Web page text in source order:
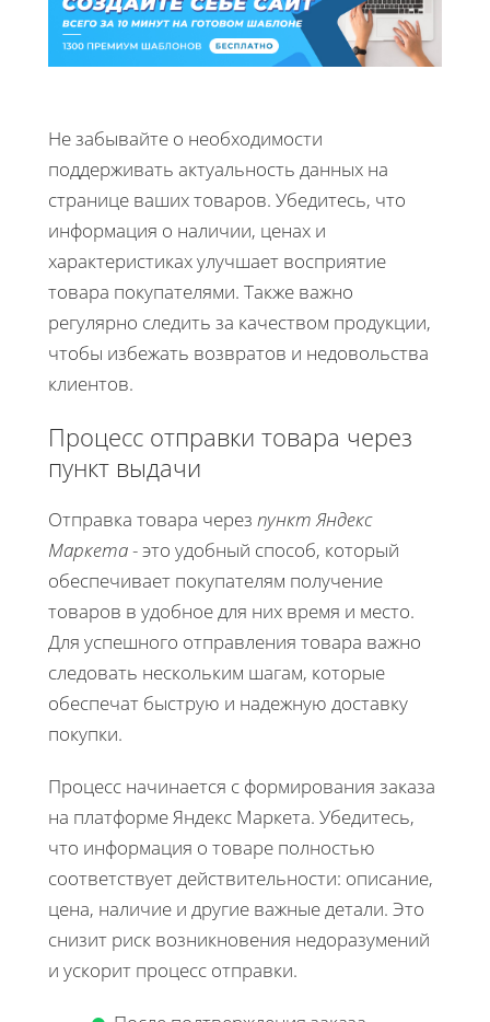
Не забывайте о необходимости
поддерживать актуальность данных на
странице ваших товаров. Убедитесь, что
информация о наличии, ценах и
характеристиках улучшает восприятие
товара покупателями. Также важно
регулярно следить за качеством продукции,
чтобы избежать возвратов и недовольства
клиентов.
Процесс отправки товара через
пункт выдачи
Отправка товара через пункт Яндекс
Маркета- это удобный способ, который
обеспечивает покупателям получение
товаров в удобное для них время и место.
Для успешного отправления товара важно
следовать нескольким шагам, которые
обеспечат быструю и надежную доставку
покупки.
Процесс начинается с формирования заказа
на платформе Яндекс Маркета. Убедитесь,
что информация о товаре полностью
соответствует действительности: описание,
цена, наличие и другие важные детали. Это
снизит риск возникновения недоразумений
и ускорит процесс отправки.